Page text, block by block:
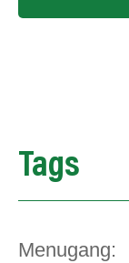
Tags
Menugang: